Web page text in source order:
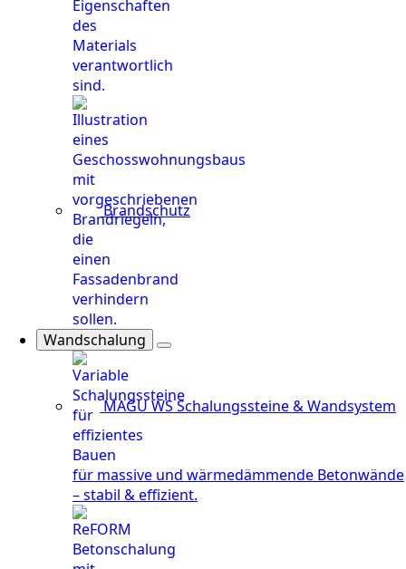
Brandschutz
Wandschalung
MAGU WS Schalungssteine & Wandsystem
für massive und wärmedämmende Betonwände
– stabil & effizient.